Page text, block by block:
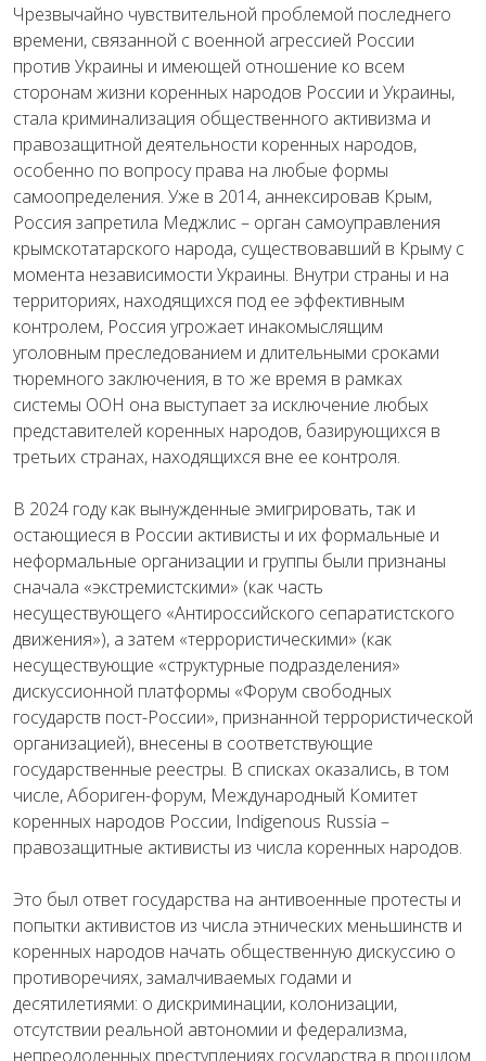
Чрезвычайно чувствительной проблемой последнего
времени, связанной с военной агрессией России
против Украины и имеющей отношение ко всем
сторонам жизни коренных народов России и Украины,
стала криминализация общественного активизма и
правозащитной деятельности коренных народов,
особенно по вопросу права на любые формы
самоопределения. Уже в 2014, аннексировав Крым,
Россия запретила Меджлис – орган самоуправления
крымскотатарского народа, существовавший в Крыму с
момента независимости Украины. Внутри страны и на
территориях, находящихся под ее эффективным
контролем, Россия угрожает инакомыслящим
уголовным преследованием и длительными сроками
тюремного заключения, в то же время в рамках
системы ООН она выступает за исключение любых
представителей коренных народов, базирующихся в
третьих странах, находящихся вне ее контроля.
В 2024 году как вынужденные эмигрировать, так и
остающиеся в России активисты и их формальные и
неформальные организации и группы были признаны
сначала «экстремистскими» (как часть
несуществующего «Антироссийского сепаратистского
движения»), а затем «террористическими» (как
несуществующие «структурные подразделения»
дискуссионной платформы «Форум свободных
государств пост-России», признанной террористической
организацией), внесены в соответствующие
государственные реестры. В списках оказались, в том
числе, Абориген-форум, Международный Комитет
коренных народов России, Indigenous Russia –
правозащитные активисты из числа коренных народов.
Это был ответ государства на антивоенные протесты и
попытки активистов из числа этнических меньшинств и
коренных народов начать общественную дискуссию о
противоречиях, замалчиваемых годами и
десятилетиями: о дискриминации, колонизации,
отсутствии реальной автономии и федерализма,
непреодоленных преступлениях государства в прошлом